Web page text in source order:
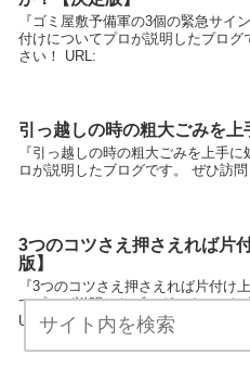
『ゴミ屋敷予備軍の3個の緊急サイ
付けについてプロが説明したブロ
さい！ URL:
引っ越しの時の粗大ごみを上
『引っ越しの時の粗大ごみを上手
ロが説明したブログです。 ぜひ訪
3つのコツさえ押さえれば片
版】
『3つのコツさえ押さえれば片付け
てプロが説明したブログです。 ぜ
URL: